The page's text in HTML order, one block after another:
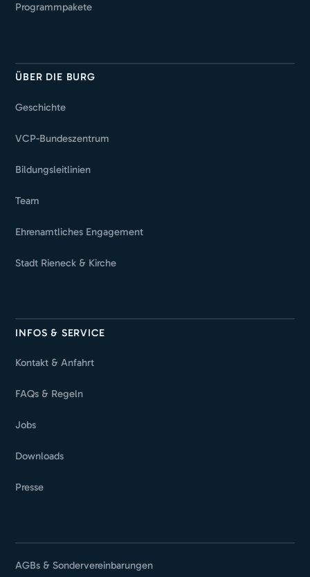
Programmpakete
ÜBER DIE BURG
Geschichte
VCP-Bundeszentrum
Bildungsleitlinien
Team
Ehrenamtliches Engagement
Stadt Rieneck & Kirche
INFOS & SERVICE
Kontakt & Anfahrt
FAQs & Regeln
Jobs
Downloads
Presse
AGBs & Sondervereinbarungen